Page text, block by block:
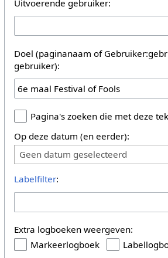
Uitvoerende gebruiker:
Doel (paginanaam of
gebruiker):
Pagina's zoeken die met deze
Op deze datum (en eerder):
Geen datum geselecteerd
Labelfilter:
Extra logboeken weergeven:
Markeerlogboek